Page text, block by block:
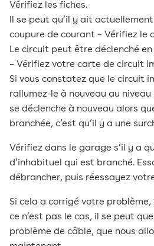
Vérifiez les fiches.
Il se peut qu’il y ait
coupure de courant – Vérifiez le
Le circuit peut être déclenché
– Vérifiez votre carte de circuit
Si vous constatez que le circuit
rallumez-le à nouveau au niveau
se déclenche à nouveau alors
branchée, c’est qu’il y a une
Vérifiez dans le garage s’il y a
d’inhabituel qui est branché.
débrancher, puis réessayez
Si cela a corrigé votre
ce n’est pas le cas, il se peut
problème de câble, que nous